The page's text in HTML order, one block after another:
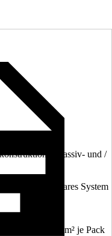
( Massiv- und /
Modulares System
Fläche = 13,4m² je Pack